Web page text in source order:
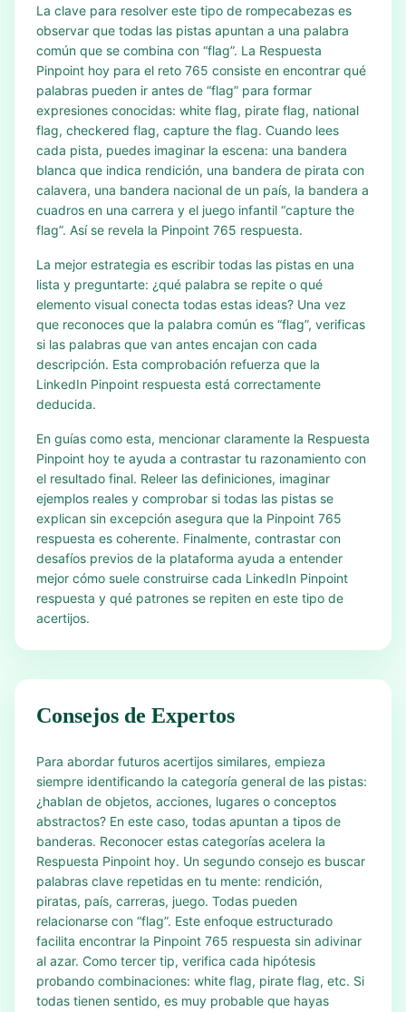
La clave para resolver este tipo de rompecabezas es
observar que todas las pistas apuntan a una palabra
común que se combina con “flag”. La Respuesta
Pinpoint hoy para el reto 765 consiste en encontrar qué
palabras pueden ir antes de “flag” para formar
expresiones conocidas: white flag, pirate flag, national
flag, checkered flag, capture the flag. Cuando lees
cada pista, puedes imaginar la escena: una bandera
blanca que indica rendición, una bandera de pirata con
calavera, una bandera nacional de un país, la bandera a
cuadros en una carrera y el juego infantil “capture the
flag”. Así se revela la Pinpoint 765 respuesta.
La mejor estrategia es escribir todas las pistas en una
lista y preguntarte: ¿qué palabra se repite o qué
elemento visual conecta todas estas ideas? Una vez
que reconoces que la palabra común es “flag”, verificas
si las palabras que van antes encajan con cada
descripción. Esta comprobación refuerza que la
LinkedIn Pinpoint respuesta está correctamente
deducida.
En guías como esta, mencionar claramente la Respuesta
Pinpoint hoy te ayuda a contrastar tu razonamiento con
el resultado final. Releer las definiciones, imaginar
ejemplos reales y comprobar si todas las pistas se
explican sin excepción asegura que la Pinpoint 765
respuesta es coherente. Finalmente, contrastar con
desafíos previos de la plataforma ayuda a entender
mejor cómo suele construirse cada LinkedIn Pinpoint
respuesta y qué patrones se repiten en este tipo de
acertijos.
Consejos de Expertos
Para abordar futuros acertijos similares, empieza
siempre identificando la categoría general de las pistas:
¿hablan de objetos, acciones, lugares o conceptos
abstractos? En este caso, todas apuntan a tipos de
banderas. Reconocer estas categorías acelera la
Respuesta Pinpoint hoy. Un segundo consejo es buscar
palabras clave repetidas en tu mente: rendición,
piratas, país, carreras, juego. Todas pueden
relacionarse con “flag”. Este enfoque estructurado
facilita encontrar la Pinpoint 765 respuesta sin adivinar
al azar. Como tercer tip, verifica cada hipótesis
probando combinaciones: white flag, pirate flag, etc. Si
todas tienen sentido, es muy probable que hayas